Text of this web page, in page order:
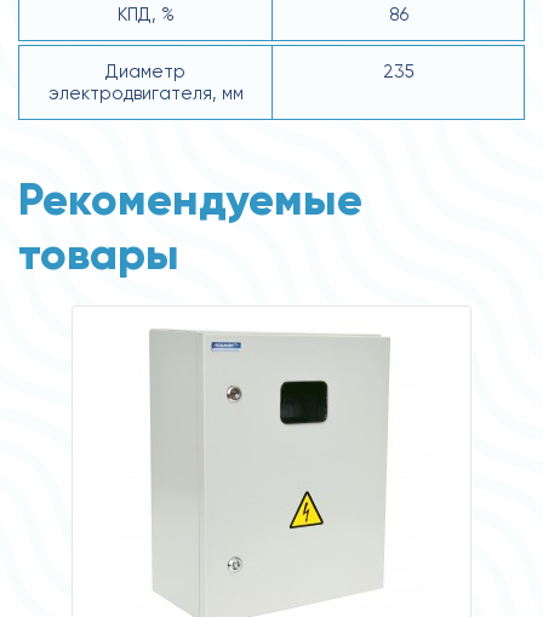
КПД, % 86
Диаметр
электродвигателя, мм
235
Рекомендуемые
товары